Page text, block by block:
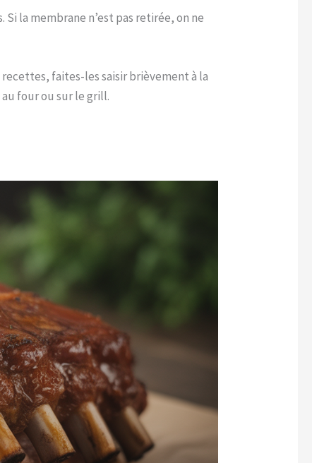
la membrane n’est pas retirée, on ne
faites-les saisir brièvement à la
four ou sur le grill.